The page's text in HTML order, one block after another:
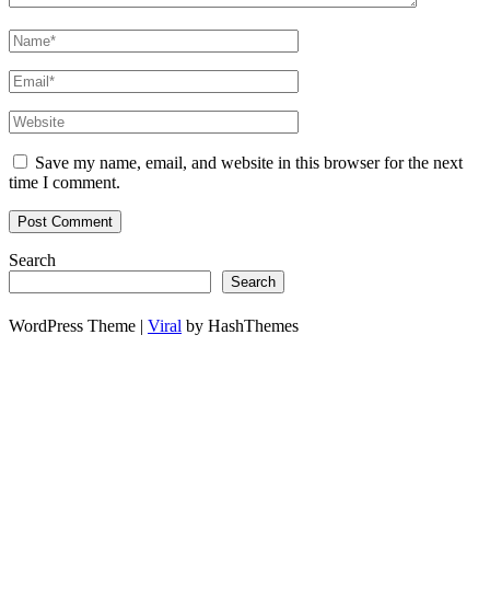
Save my name, email, and website in this browser for the next
time I comment.
Search
Search
WordPress Theme | Viral by HashThemes